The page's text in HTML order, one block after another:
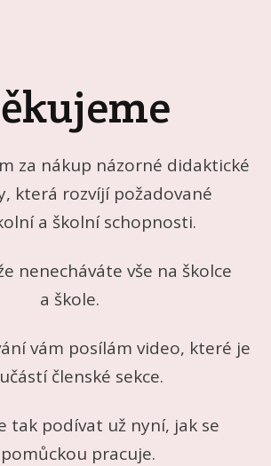
za nákup názorné didaktické
která rozvíjí požadované
a školní schopnosti.
nenecháváte vše na školce
a škole.
vám posílám video, které je
členské sekce.
tak podívat už nyní, jak se
pracuje.